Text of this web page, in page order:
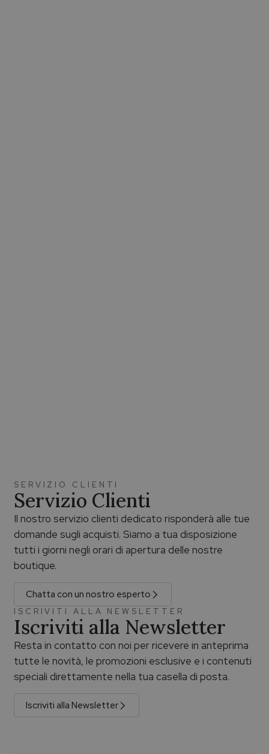
SERVIZIO CLIENTI
Servizio Clienti
Il nostro servizio clienti dedicato risponderà alle tue
domande sugli acquisti. Siamo a tua disposizione
tutti i giorni negli orari di apertura delle nostre
boutique.
Chatta con un nostro esperto
ISCRIVITI ALLA NEWSLETTER
Iscriviti alla Newsletter
Resta in contatto con noi per ricevere in anteprima
tutte le novità, le promozioni esclusive e i contenuti
speciali direttamente nella tua casella di posta.
Iscriviti alla Newsletter